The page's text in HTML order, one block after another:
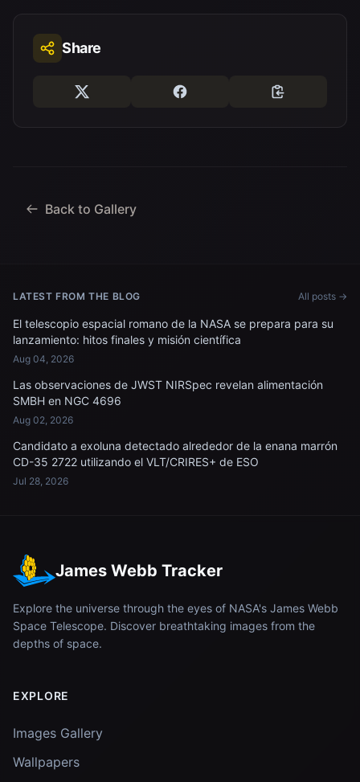
Share
Back to Gallery
LATEST FROM THE BLOG All posts →
El telescopio espacial romano de la NASA se prepara para su
lanzamiento: hitos finales y misión científica
Aug 04, 2026
Las observaciones de JWST NIRSpec revelan alimentación
SMBH en NGC 4696
Aug 02, 2026
Candidato a exoluna detectado alrededor de la enana marrón
CD-35 2722 utilizando el VLT/CRIRES+ de ESO
Jul 28, 2026
James Webb Tracker
Explore the universe through the eyes of NASA's James Webb
Space Telescope. Discover breathtaking images from the
depths of space.
EXPLORE
Images Gallery
Wallpapers